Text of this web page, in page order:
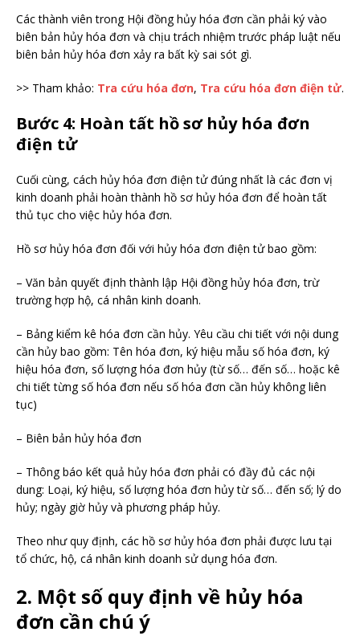
Các thành viên trong Hội đồng hủy hóa đơn cần phải ký vào
biên bản hủy hóa đơn và chịu trách nhiệm trước pháp luật nếu
biên bản hủy hóa đơn xảy ra bất kỳ sai sót gì.
>> Tham khảo: Tra cứu hóa đơn, Tra cứu hóa đơn điện tử.
Bước 4: Hoàn tất hồ sơ hủy hóa đơn
điện tử
Cuối cùng, cách hủy hóa đơn điện tử đúng nhất là các đơn vị
kinh doanh phải hoàn thành hồ sơ hủy hóa đơn để hoàn tất
thủ tục cho việc hủy hóa đơn.
Hồ sơ hủy hóa đơn đối với hủy hóa đơn điện tử bao gồm:
– Văn bản quyết định thành lập Hội đồng hủy hóa đơn, trừ
trường hợp hộ, cá nhân kinh doanh.
– Bảng kiểm kê hóa đơn cần hủy. Yêu cầu chi tiết với nội dung
cần hủy bao gồm: Tên hóa đơn, ký hiệu mẫu số hóa đơn, ký
hiệu hóa đơn, số lượng hóa đơn hủy (từ số… đến số… hoặc kê
chi tiết từng số hóa đơn nếu số hóa đơn cần hủy không liên
tục)
– Biên bản hủy hóa đơn
– Thông báo kết quả hủy hóa đơn phải có đầy đủ các nội
dung: Loại, ký hiệu, số lượng hóa đơn hủy từ số… đến số; lý do
hủy; ngày giờ hủy và phương pháp hủy.
Theo như quy định, các hồ sơ hủy hóa đơn phải được lưu tại
tổ chức, hộ, cá nhân kinh doanh sử dụng hóa đơn.
2. Một số quy định về hủy hóa
đơn cần chú ý